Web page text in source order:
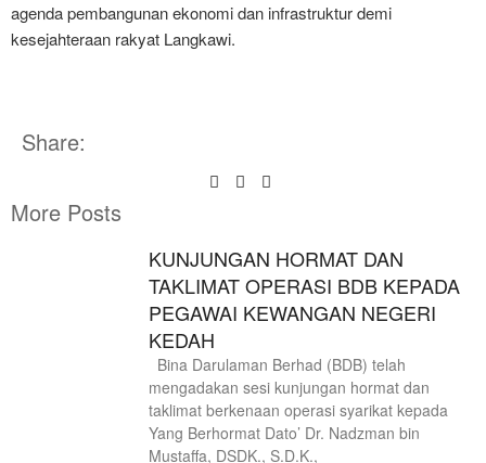
agenda pembangunan ekonomi dan infrastruktur demi
kesejahteraan rakyat Langkawi.
Share:
More Posts
KUNJUNGAN HORMAT DAN
TAKLIMAT OPERASI BDB KEPADA
PEGAWAI KEWANGAN NEGERI
KEDAH
Bina Darulaman Berhad (BDB) telah
mengadakan sesi kunjungan hormat dan
taklimat berkenaan operasi syarikat kepada
Yang Berhormat Dato’ Dr. Nadzman bin
Mustaffa, DSDK., S.D.K.,